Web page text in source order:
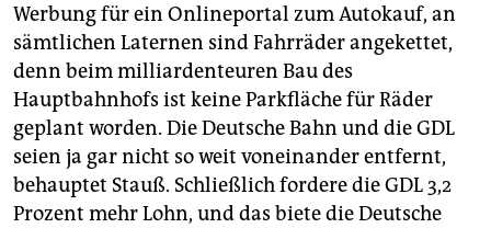
Werbung für ein Onlineportal zum Autokauf, an
sämtlichen Laternen sind Fahrräder angekettet,
denn beim milliardenteuren Bau des
Hauptbahnhofs ist keine Parkfläche für Räder
geplant worden. Die Deutsche Bahn und die GDL
seien ja gar nicht so weit voneinander entfernt,
behauptet Stauß. Schließlich fordere die GDL 3,2
Prozent mehr Lohn, und das biete die Deutsche